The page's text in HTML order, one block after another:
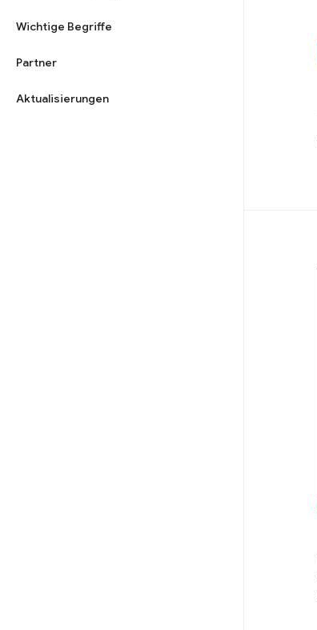
Wichtige Begriffe
Partner
Aktualisierungen